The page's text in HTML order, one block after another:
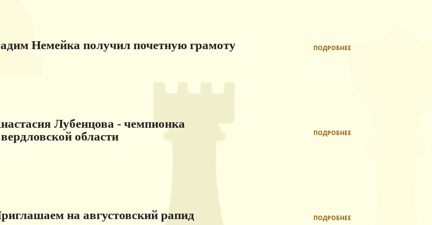
Немейка получил почетную грамоту ПОДРОБНЕЕ
Лубенцова - чемпионка
области
ПОДРОБНЕЕ
на августовский рапид ПОДРОБНЕЕ